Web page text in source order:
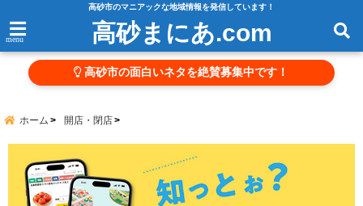
高砂市のマニアックな地域情報を発信しています！
menu 高砂まにあ.com
高砂市の面白いネタを絶賛募集中です！
ホーム 開店・閉店